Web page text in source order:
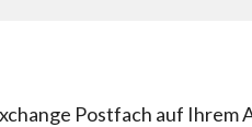
Postfach auf Ihrem